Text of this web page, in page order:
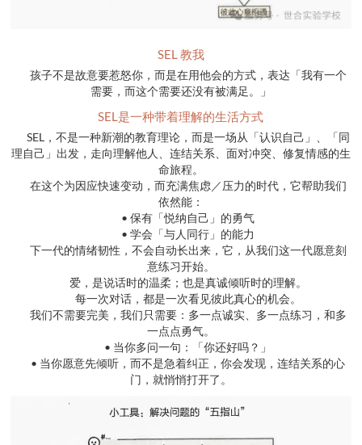
SEL 教我
孩子不是故意要惹怒你，而是在用他会的方式，表达「我有一个
需要，而这个需要还没有被满足。」
SEL是一种带着理解的生活方式
SEL，不是一种新潮的教育理论，而是一场从「认识自己」、「同
理自己」出发，走向理解他人、连结关系、面对冲突、修复情感的生
命旅程。
在这个为因应快速变动，而充满焦虑／压力的时代，它帮助我们
依然能：
• 保有「悦纳自己」的勇气
• 学会「与人同行」的能力
下一代的情绪韧性，不会自动长出来，它，从我们这一代愿意刻
意练习开始。
爱，是说话时的温柔；也是真诚倾听时的理解。
每一次对话，都是一次看见彼此真心的机会。
我们不需要完美，我们只需要：多一点诚实、多一点练习，和多
一点点勇气。
• 当你多问一句：「你还好吗？」
• 当你愿意先倾听，而不是急着纠正，你会发现，连结关系的心
门，就悄悄打开了。